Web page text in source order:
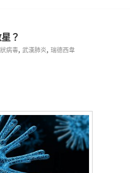
？
病毒, 武漢肺炎, 瑞德西韋